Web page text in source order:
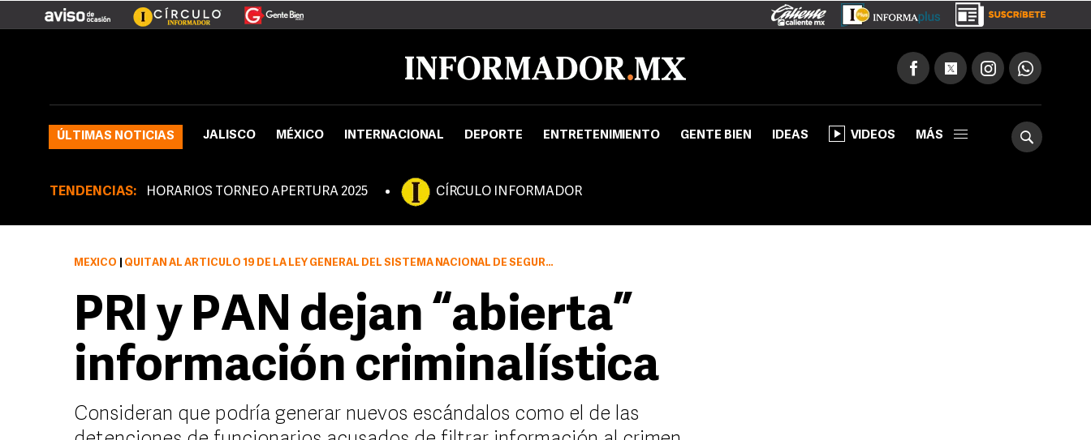
ÚLTIMAS NOTICIAS JALISCO MÉXICO INTERNACIONAL DEPORTE ENTRETENIMIENTO GENTE BIEN IDEAS VIDEOS MÁS
TENDENCIAS: HORARIOS TORNEO APERTURA 2025 CÍRCULO INFORMADOR
MÉXICO QUITAN AL ARTÍCULO 19 DE LA LEY GENERAL DEL SISTEMA NACIONAL DE SEGURIDAD PÚBLICA LA PALABRA “RESGUARDAR” A BASES DE DATOS
PRI y PAN dejan “abierta”
información criminalística
Consideran que podría generar nuevos escándalos como el de las